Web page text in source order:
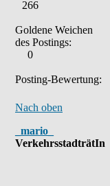
266
Goldene Weichen
des Postings:
0
Posting-Bewertung:
Nach oben
_mario_
VerkehrsstadträtIn